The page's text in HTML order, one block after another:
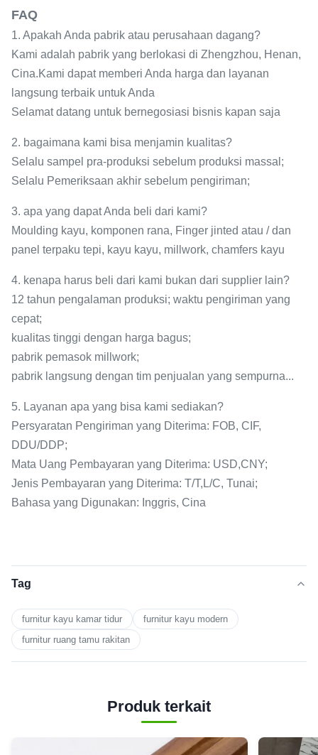
FAQ
1. Apakah Anda pabrik atau perusahaan dagang?
Kami adalah pabrik yang berlokasi di Zhengzhou, Henan,
Cina.Kami dapat memberi Anda harga dan layanan
langsung terbaik untuk Anda
Selamat datang untuk bernegosiasi bisnis kapan saja
2. bagaimana kami bisa menjamin kualitas?
Selalu sampel pra-produksi sebelum produksi massal;
Selalu Pemeriksaan akhir sebelum pengiriman;
3. apa yang dapat Anda beli dari kami?
Moulding kayu, komponen rana, Finger jinted atau / dan
panel terpaku tepi, kayu kayu, millwork, chamfers kayu
4. kenapa harus beli dari kami bukan dari supplier lain?
12 tahun pengalaman produksi; waktu pengiriman yang
cepat;
kualitas tinggi dengan harga bagus;
pabrik pemasok millwork;
pabrik langsung dengan tim penjualan yang sempurna...
5. Layanan apa yang bisa kami sediakan?
Persyaratan Pengiriman yang Diterima: FOB, CIF,
DDU/DDP;
Mata Uang Pembayaran yang Diterima: USD,CNY;
Jenis Pembayaran yang Diterima: T/T,L/C, Tunai;
Bahasa yang Digunakan: Inggris, Cina
Tag
furnitur kayu kamar tidur
furnitur kayu modern
furnitur ruang tamu rakitan
Produk terkait